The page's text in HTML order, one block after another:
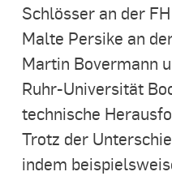
Schlösser an der
Malte Persike an
Martin Bovermann
Ruhr-Universität
technische
Trotz der
indem